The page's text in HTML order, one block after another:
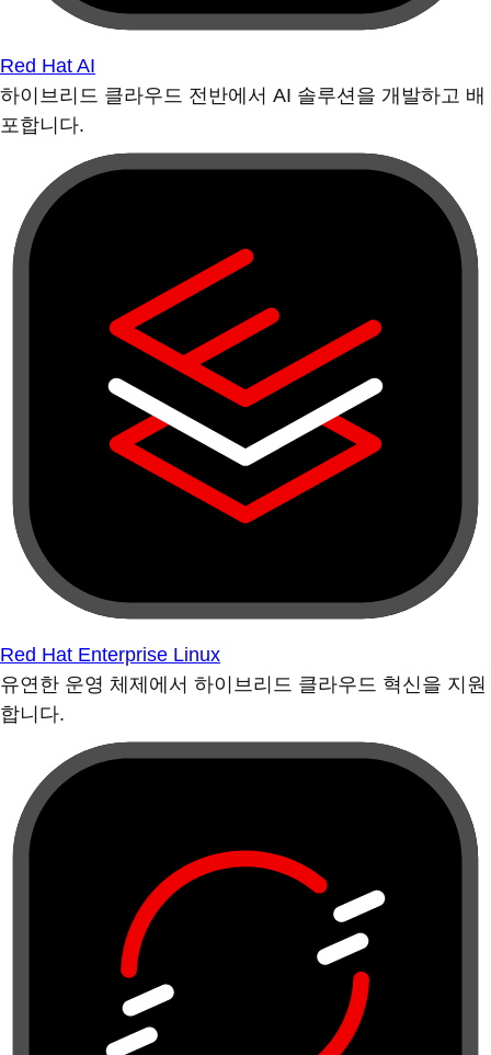
Red Hat AI
하이브리드 클라우드 전반에서 AI 솔루션을 개발하고 배
포합니다.
Red Hat Enterprise Linux
유연한 운영 체제에서 하이브리드 클라우드 혁신을 지원
합니다.